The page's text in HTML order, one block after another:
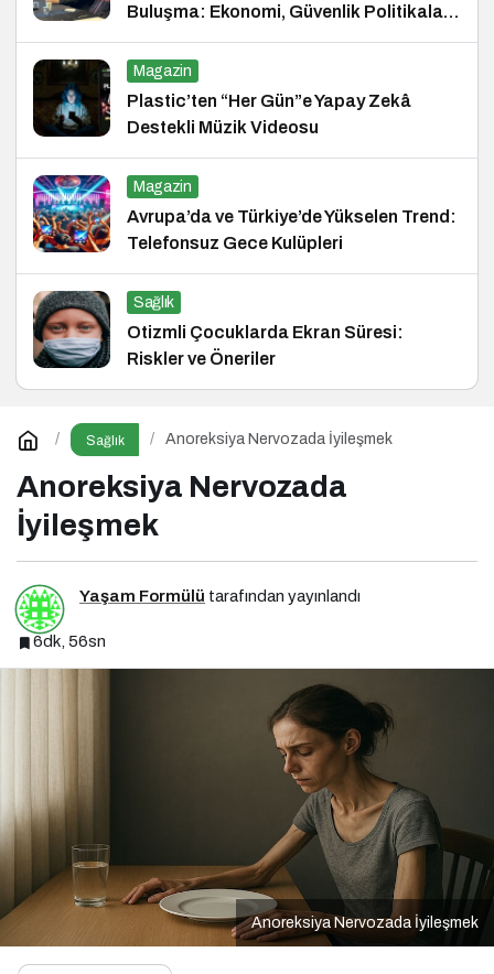
Buluşma: Ekonomi, Güvenlik Politikaları
ve Hukuk Konferansı
Magazin
Plastic’ten “Her Gün”e Yapay Zekâ
Destekli Müzik Videosu
Magazin
Avrupa’da ve Türkiye’de Yükselen Trend:
Telefonsuz Gece Kulüpleri
Sağlık
Otizmli Çocuklarda Ekran Süresi:
Riskler ve Öneriler
Sağlık Anoreksiya Nervozada İyileşmek
Anoreksiya Nervozada
İyileşmek
Yaşam Formülü tarafından yayınlandı
6dk, 56sn
Anoreksiya Nervozada İyileşmek